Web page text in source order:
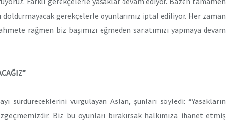
doldurmayacak gerekçelerle oyunlarımız iptal ediliyor. Her zaman
rağmen biz başımızı eğmeden sanatımızı yapmaya devam
sürdüreceklerini vurgulayan Aslan, şunları söyledi: “Yasakların
Biz bu oyunları bırakırsak halkımıza ihanet etmiş